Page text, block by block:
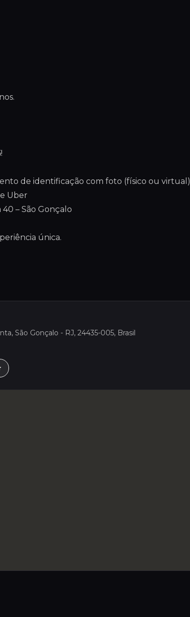
de identificação com foto (físico ou virtual)
Uber
40 – São Gonçalo
única.
São Gonçalo - RJ, 24435-005, Brasil